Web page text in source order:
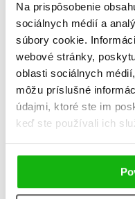
Na prispôsobenie
sociálnych médií a
súbory cookie.
webové stránky,
oblasti sociálnych
môžu príslušné
údajmi, ktoré ste im
keď ste používali ich
Jana Šimulčíková
Jana Šrámková